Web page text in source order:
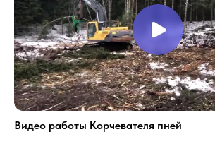
Видео работы Корчевателя пней